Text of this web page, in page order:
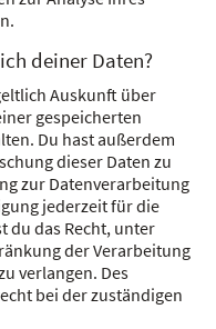
deiner Daten?
Auskunft über
gespeicherten
Du hast außerdem
dieser Daten zu
zur Datenverarbeitung
jederzeit für die
du das Recht, unter
der Verarbeitung
verlangen. Des
bei der zuständigen